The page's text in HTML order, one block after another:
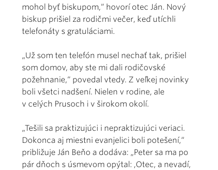
mohol byť biskupom,“ hovorí otec Ján. Nový
biskup prišiel za rodičmi večer, keď utíchli
telefonáty s gratuláciami.
„Už som ten telefón musel nechať tak, prišiel
som domov, aby ste mi dali rodičovské
požehnanie,“ povedal vtedy. Z veľkej novinky
boli všetci nadšení. Nielen v rodine, ale
v celých Prusoch i v širokom okolí.
„Tešili sa praktizujúci i nepraktizujúci veriaci.
Dokonca aj miestni evanjelici boli potešení,“
približuje Ján Beňo a dodáva: „Peter sa ma po
pár dňoch s úsmevom opýtal: ,Otec, a nevadí,